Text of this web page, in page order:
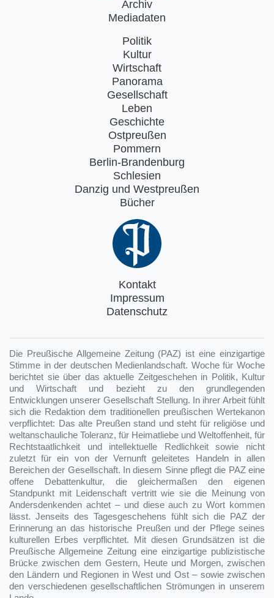
Archiv
Mediadaten
Politik
Kultur
Wirtschaft
Panorama
Gesellschaft
Leben
Geschichte
Ostpreußen
Pommern
Berlin-Brandenburg
Schlesien
Danzig und Westpreußen
Bücher
Kontakt
Impressum
Datenschutz
Die Preußische Allgemeine Zeitung (PAZ) ist eine einzigartige
Stimme in der deutschen Medienlandschaft. Woche für Woche
berichtet sie über das aktuelle Zeitgeschehen in Politik, Kultur
und Wirtschaft und bezieht zu den grundlegenden
Entwicklungen unserer Gesellschaft Stellung. In ihrer Arbeit fühlt
sich die Redaktion dem traditionellen preußischen Wertekanon
verpflichtet: Das alte Preußen stand und steht für religiöse und
weltanschauliche Toleranz, für Heimatliebe und Weltoffenheit, für
Rechtstaatlichkeit und intellektuelle Redlichkeit sowie nicht
zuletzt für ein von der Vernunft geleitetes Handeln in allen
Bereichen der Gesellschaft. In diesem Sinne pflegt die PAZ eine
offene Debattenkultur, die gleichermaßen den eigenen
Standpunkt mit Leidenschaft vertritt wie sie die Meinung von
Andersdenkenden achtet – und diese auch zu Wort kommen
lässt. Jenseits des Tagesgeschehens fühlt sich die PAZ der
Erinnerung an das historische Preußen und der Pflege seines
kulturellen Erbes verpflichtet. Mit diesen Grundsätzen ist die
Preußische Allgemeine Zeitung eine einzigartige publizistische
Brücke zwischen dem Gestern, Heute und Morgen, zwischen
den Ländern und Regionen in West und Ost – sowie zwischen
den verschiedenen gesellschaftlichen Strömungen in unserem